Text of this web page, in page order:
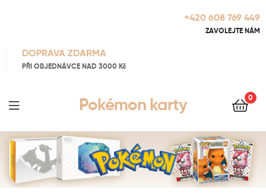
+420 608 769 449
ZAVOLEJTE NÁM
DOPRAVA ZDARMA
PŘI OBJEDNÁVCE NAD 3000 Kč
Pokémon karty 0